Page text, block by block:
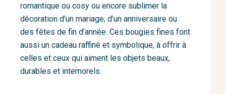
romantique ou cosy ou encore sublimer la
décoration d’un mariage, d’un anniversaire ou
des fêtes de fin d’année. Ces bougies fines font
aussi un cadeau raffiné et symbolique, à offrir à
celles et ceux qui aiment les objets beaux,
durables et intemorels.